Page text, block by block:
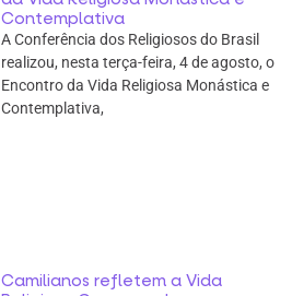
Contemplativa
A Conferência dos Religiosos do Brasil
realizou, nesta terça-feira, 4 de agosto, o
Encontro da Vida Religiosa Monástica e
Contemplativa,
Camilianos refletem a Vida